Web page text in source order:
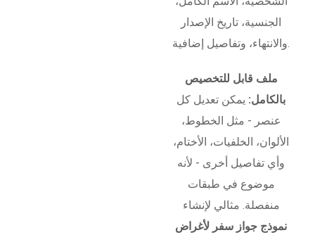
الجنسية، تاريخ الإصدار
والانتهاء، وتفاصيل إضافية.
ملف قابل للتخصيص
بالكامل: يمكن تعديل كل
عنصر - مثل الخطوط،
الألوان، الخلفيات، الأختام،
وأي تفاصيل أخرى - لأنه
موضوع في طبقات
منفصلة. مثالي لإنشاء
نموذج جواز سفر لأغراض